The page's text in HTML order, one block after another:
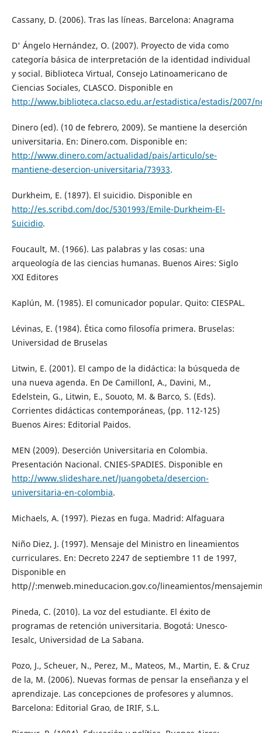
Cassany, D. (2006). Tras las líneas. Barcelona: Anagrama
D' Ángelo Hernández, O. (2007). Proyecto de vida como
categoría básica de interpretación de la identidad individual
y social. Biblioteca Virtual, Consejo Latinoamericano de
Ciencias Sociales, CLASCO. Disponible en
http://www.biblioteca.clacso.edu.ar/estadistica/estadis/2007/
Dinero (ed). (10 de febrero, 2009). Se mantiene la deserción
universitaria. En: Dinero.com. Disponible en:
http://www.dinero.com/actualidad/pais/articulo/se-
mantiene-desercion-universitaria/73933.
Durkheim, E. (1897). El suicidio. Disponible en
http://es.scribd.com/doc/5301993/Emile-Durkheim-El-
Suicidio.
Foucault, M. (1966). Las palabras y las cosas: una
arqueología de las ciencias humanas. Buenos Aires: Siglo
XXI Editores
Kaplún, M. (1985). El comunicador popular. Quito: CIESPAL.
Lévinas, E. (1984). Ética como filosofía primera. Bruselas:
Universidad de Bruselas
Litwin, E. (2001). El campo de la didáctica: la búsqueda de
una nueva agenda. En De CamillonI, A., Davini, M.,
Edelstein, G., Litwin, E., Souoto, M. & Barco, S. (Eds).
Corrientes didácticas contemporáneas, (pp. 112-125)
Buenos Aires: Editorial Paidos.
MEN (2009). Deserción Universitaria en Colombia.
Presentación Nacional. CNIES-SPADIES. Disponible en
http://www.slideshare.net/Juangobeta/desercion-
universitaria-en-colombia.
Michaels, A. (1997). Piezas en fuga. Madrid: Alfaguara
Niño Diez, J. (1997). Mensaje del Ministro en lineamientos
curriculares. En: Decreto 2247 de septiembre 11 de 1997,
Disponible en
http//:menweb.mineducacion.gov.co/lineamientos/
Pineda, C. (2010). La voz del estudiante. El éxito de
programas de retención universitaria. Bogotá: Unesco-
Iesalc, Universidad de La Sabana.
Pozo, J., Scheuer, N., Perez, M., Mateos, M., Martin, E. & Cruz
de la, M. (2006). Nuevas formas de pensar la enseñanza y el
aprendizaje. Las concepciones de profesores y alumnos.
Barcelona: Editorial Grao, de IRIF, S.L.